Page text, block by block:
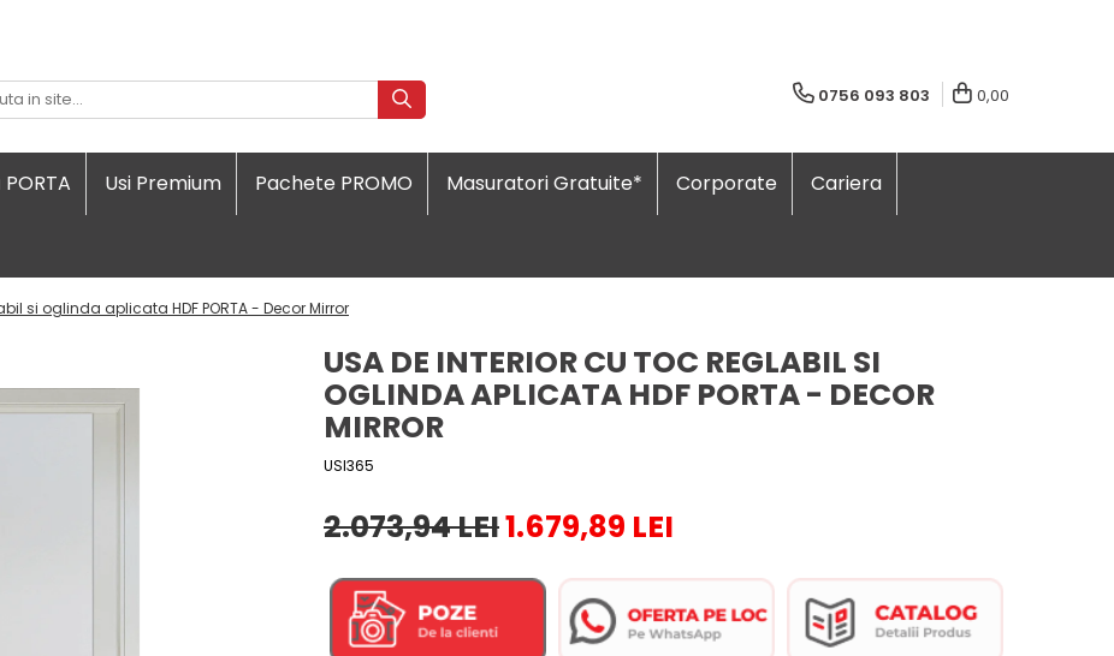
0756 093 803 0,00
Usi Premium Pachete PROMO Masuratori Gratuite* Corporate Cariera
si oglinda aplicata HDF PORTA - Decor Mirror
USA DE INTERIOR CU TOC REGLABIL SI
OGLINDA APLICATA HDF PORTA - DECOR
MIRROR
USI365
2.073,94 LEI1.679,89 LEI